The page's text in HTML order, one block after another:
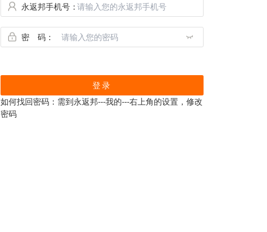
永返邦手机号：
密 码：
登录
如何找回密码：需到永返邦---我的---右上角的设置，修改
密码